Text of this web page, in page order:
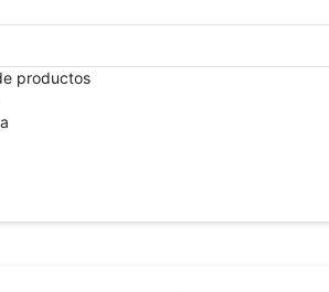
productos